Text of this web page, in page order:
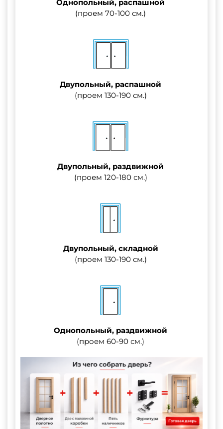
Однопольный, распашной
(проем 70-100 см.)
Двупольный, распашной
(проем 130-190 см.)
Двупольный, раздвижной
(проем 120-180 см.)
Двупольный, складной
(проем 130-190 см.)
Однопольный, раздвижной
(проем 60-90 см.)